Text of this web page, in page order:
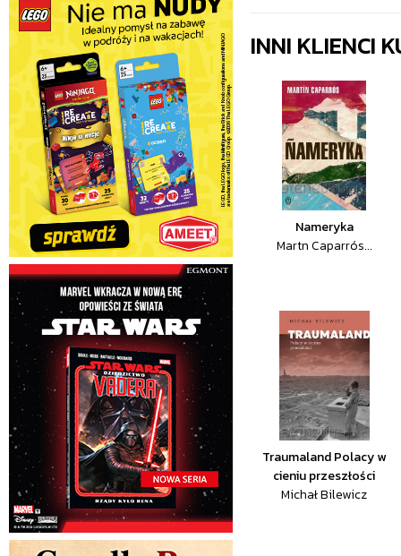
INNI KLIENCI
Nameryka
Martn Caparrós...
Traumaland Polacy w
cieniu przeszłości
Michał Bilewicz